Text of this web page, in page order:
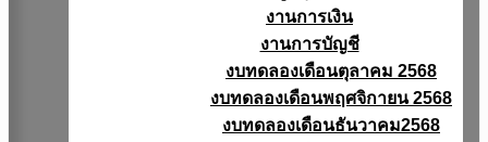
งานการเงิน
งานการบัญชี
งบทดลองเดือนตุลาคม 2568
งบทดลองเดือนพฤศจิกายน 2568
งบทดลองเดือนธันวาคม2568